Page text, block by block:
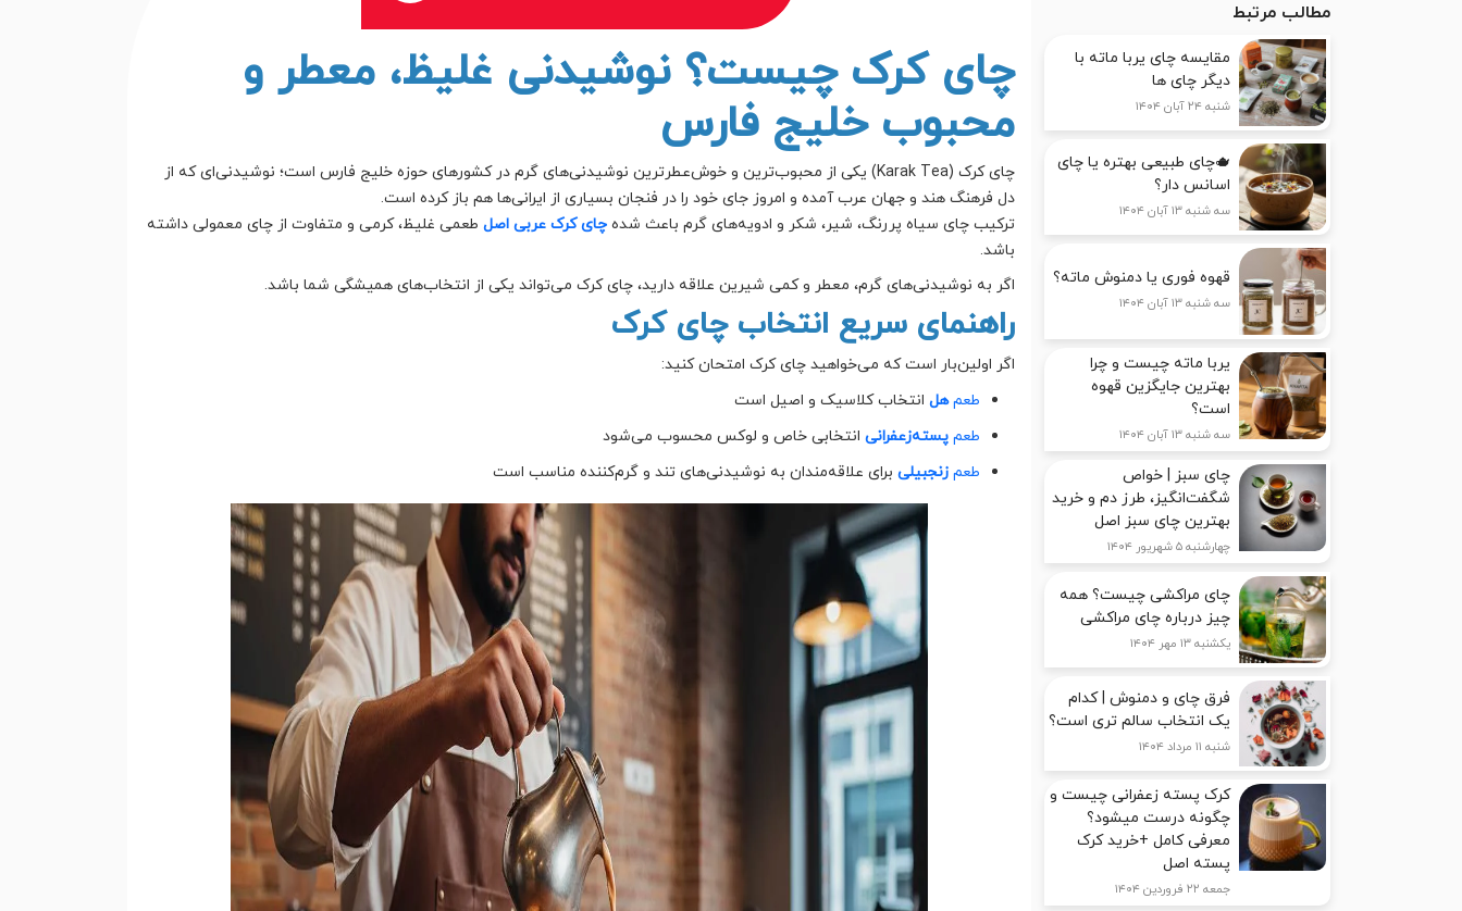
مطالب مرتبط
مقایسه چای یربا ماته با
دیگر چای ها
شنبه ۲۴ آبان ۱۴۰۴
🫖چای طبیعی بهتره یا چای
اسانس دار؟
سه شنبه ۱۳ آبان ۱۴۰۴
قهوه فوری یا دمنوش ماته؟
سه شنبه ۱۳ آبان ۱۴۰۴
یربا ماته چیست و چرا
بهترین جایگزین قهوه
است؟
سه شنبه ۱۳ آبان ۱۴۰۴
چای سبز | خواص
شگفت‌انگیز، طرز دم و خرید
بهترین چای سبز اصل
چهارشنبه ۵ شهریور ۱۴۰۴
چای مراکشی چیست؟ همه
چیز درباره چای مراکشی
یکشنبه ۱۳ مهر ۱۴۰۴
فرق چای و دمنوش | کدام
یک انتخاب سالم تری است؟
شنبه ۱۱ مرداد ۱۴۰۴
کرک پسته زعفرانی چیست و
چگونه درست میشود؟
معرفی کامل +خرید کرک
پسته اصل
جمعه ۲۲ فروردین ۱۴۰۴
چای کرک چیست؟ نوشیدنی غلیظ، معطر و
محبوب خلیج فارس
چای کرک (Karak Tea) یکی از محبوب‌ترین و خوش‌عطرترین نوشیدنی‌های گرم در کشورهای حوزه خلیج فارس است؛ نوشیدنی‌ای که از
دل فرهنگ هند و جهان عرب آمده و امروز جای خود را در فنجان بسیاری از ایرانی‌ها هم باز کرده است.
ترکیب چای سیاه پررنگ، شیر، شکر و ادویه‌های گرم باعث شده چای کرک عربی اصل طعمی غلیظ، کرمی و متفاوت از چای معمولی داشته
باشد.
اگر به نوشیدنی‌های گرم، معطر و کمی شیرین علاقه دارید، چای کرک می‌تواند یکی از انتخاب‌های همیشگی شما باشد.
راهنمای سریع انتخاب چای کرک
اگر اولین‌بار است که می‌خواهید چای کرک امتحان کنید:
طعمهل انتخاب کلاسیک و اصیل است
طعمپسته‌زعفرانی انتخابی خاص و لوکس محسوب می‌شود
طعمزنجبیلی برای علاقه‌مندان به نوشیدنی‌های تند و گرم‌کننده مناسب است